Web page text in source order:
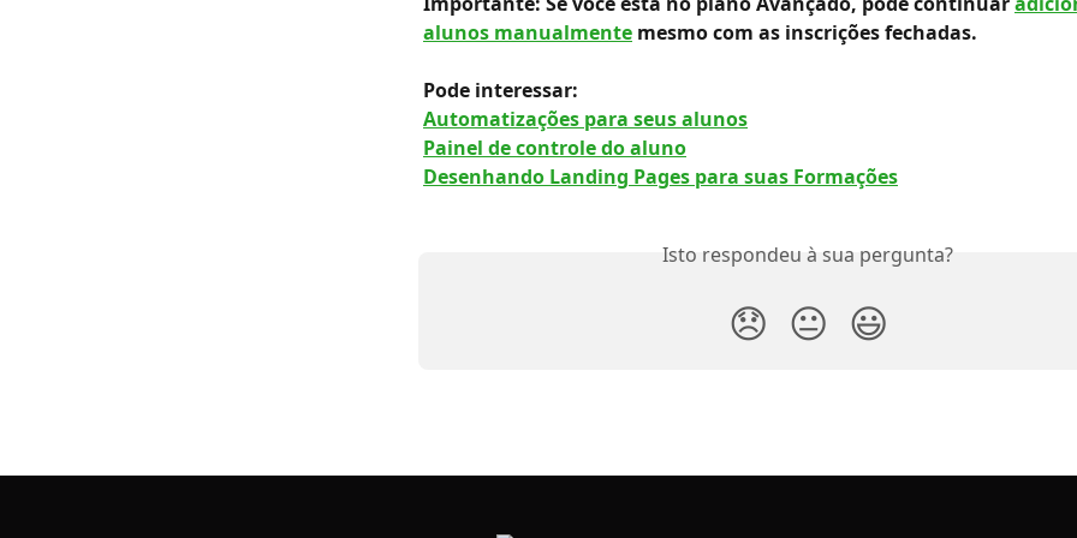
alunos manualmente mesmo com as inscrições fechadas.
Pode interessar:
Automatizações para seus alunos
Painel de controle do aluno
Desenhando Landing Pages para suas Formações
Isto respondeu à sua pergunta?
😞 😐 😃